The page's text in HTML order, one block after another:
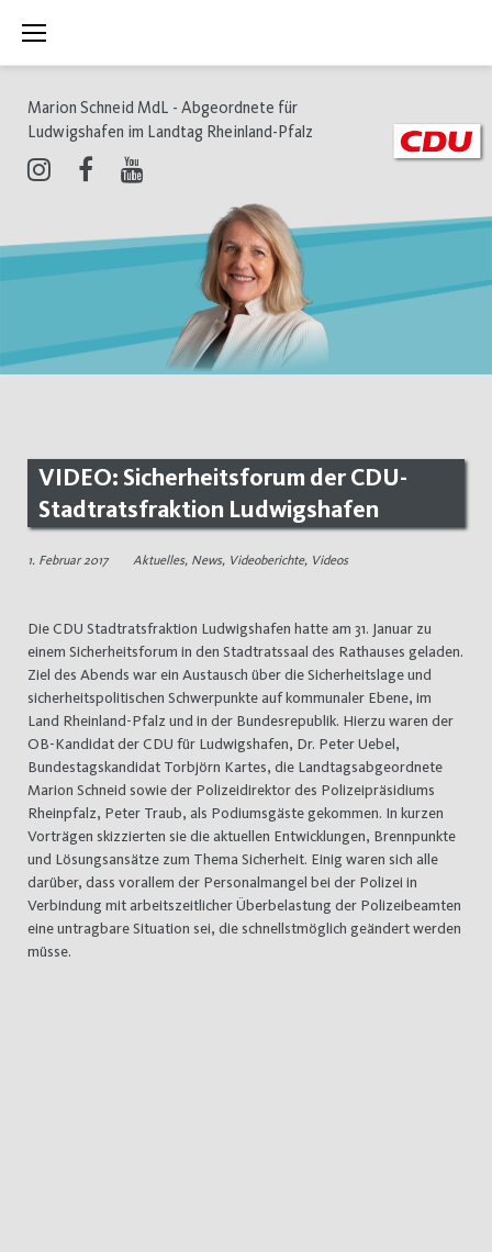
Inhalt
Marion Schneid MdL - Abgeordnete für
Ludwigshafen im Landtag Rheinland-Pfalz
VIDEO: Sicherheitsforum der CDU-
Stadtratsfraktion Ludwigshafen
1. Februar 2017 Aktuelles, News, Videoberichte, Videos
Die CDU Stadtratsfraktion Ludwigshafen hatte am 31. Januar zu
einem Sicherheitsforum in den Stadtratssaal des Rathauses geladen.
Ziel des Abends war ein Austausch über die Sicherheitslage und
sicherheitspolitischen Schwerpunkte auf kommunaler Ebene, im
Land Rheinland-Pfalz und in der Bundesrepublik. Hierzu waren der
OB-Kandidat der CDU für Ludwigshafen, Dr. Peter Uebel,
Bundestagskandidat Torbjörn Kartes, die Landtagsabgeordnete
Marion Schneid sowie der Polizeidirektor des Polizeipräsidiums
Rheinpfalz, Peter Traub, als Podiumsgäste gekommen. In kurzen
Vorträgen skizzierten sie die aktuellen Entwicklungen, Brennpunkte
und Lösungsansätze zum Thema Sicherheit. Einig waren sich alle
darüber, dass vorallem der Personalmangel bei der Polizei in
Verbindung mit arbeitszeitlicher Überbelastung der Polizeibeamten
eine untragbare Situation sei, die schnellstmöglich geändert werden
müsse.